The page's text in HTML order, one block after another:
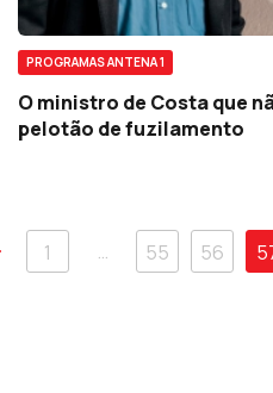
PROGRAMAS ANTENA 1
O ministro de Costa que
pelotão de fuzilamento
1 … 55 56